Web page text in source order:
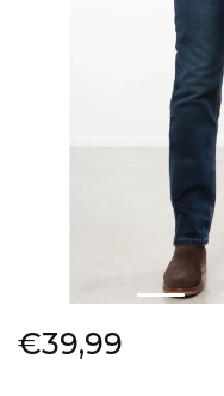
€39,99